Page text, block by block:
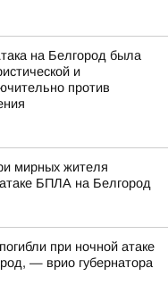
на Белгород была
и
против
мирных жителя
БПЛА на Белгород
при ночной атаке
— врио губернатора